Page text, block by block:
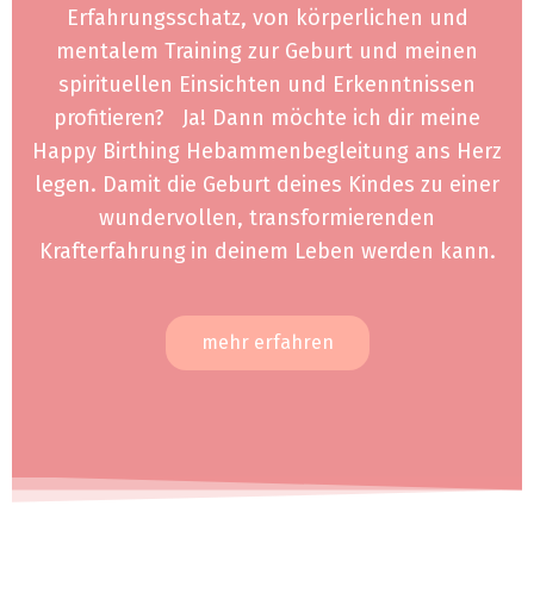
Erfahrungsschatz, von körperlichen und
mentalem Training zur Geburt und meinen
spirituellen Einsichten und Erkenntnissen
profitieren? Ja! Dann möchte ich dir meine
Happy Birthing Hebammenbegleitung ans Herz
legen. Damit die Geburt deines Kindes zu einer
wundervollen, transformierenden
Krafterfahrung in deinem Leben werden kann.
mehr erfahren